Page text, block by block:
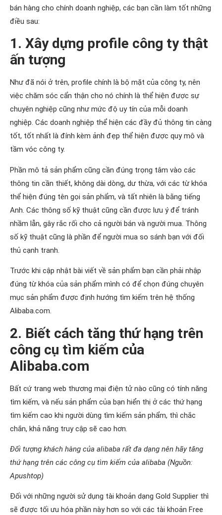
bán hàng cho chính doanh nghiệp, các bạn cần làm tốt những
điều sau:
1. Xây dựng profile công ty thật
ấn tượng
Như đã nói ở trên, profile chính là bộ mặt của công ty, nên
việc chăm sóc cẩn thận cho nó chính là thể hiện được sự
chuyên nghiệp cũng như mức độ uy tín của mỗi doanh
nghiệp. Các doanh nghiệp thể hiện các đầy đủ thông tin càng
tốt, tốt nhất là đính kèm ảnh đẹp thể hiện được quy mô và
tầm vóc công ty.
Phần mô tả sản phẩm cũng cần đúng trọng tâm vào các
thông tin cần thiết, không dài dòng, dư thừa, với các từ khóa
thể hiện đúng tên gọi sản phẩm, và tất nhiên là bằng tiếng
Anh. Các thông số kỹ thuật cũng cần được lưu ý để tránh
nhầm lẫn, gây rắc rối cho cả người bán và người mua. Thông
số kỹ thuật cũng là phần để người mua so sánh bạn với đối
thủ cạnh tranh.
Trước khi cập nhật bài viết về sản phẩm bạn cần phải nhập
đúng từ khóa của sản phẩm mình có để chọn đúng chuyên
mục sản phẩm được định hướng tìm kiếm trên hệ thống
Alibaba.com.
2. Biết cách tăng thứ hạng trên
công cụ tìm kiếm của
Alibaba.com
Bất cứ trang web thương mại điện tử nào cũng có tính năng
tìm kiếm, và nếu sản phẩm của bạn hiển thị ở các thứ hạng
tìm kiếm cao khi người dùng tìm kiếm sản phẩm, thì chắc
chắn, khả năng truy cập sẽ cao hơn.
Đối tượng khách hàng của alibaba rất đa dạng nên hãy tăng
thứ hạng trên các công cụ tìm kiếm của alibaba (Nguồn:
Apushtop)
Đối với những người sử dụng tài khoản dạng Gold Supplier thì
sẽ được tối ưu hóa phần này hơn so với các tài khoản Free